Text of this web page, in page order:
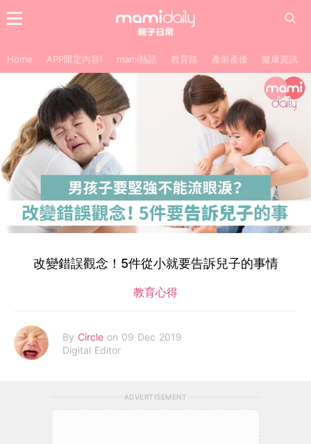
Home APP限定內容! mami熱話 教育路 產前產後 健康資訊
改變錯誤觀念！5件從小就要告訴兒子的事情
教育心得
By Circle on 09 Dec 2019
Digital Editor
ADVERTISEMENT